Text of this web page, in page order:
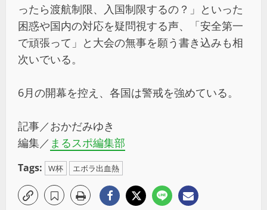
ったら渡航制限、入国制限するの？」といった
困惑や国内の対応を疑問視する声、「安全第一
で頑張って」と大会の無事を願う書き込みも相
次いでいる。
6月の開幕を控え、各国は警戒を強めている。
記事／おかだみゆき
編集／ まるスポ編集部
Tags: W杯 エボラ出血熱